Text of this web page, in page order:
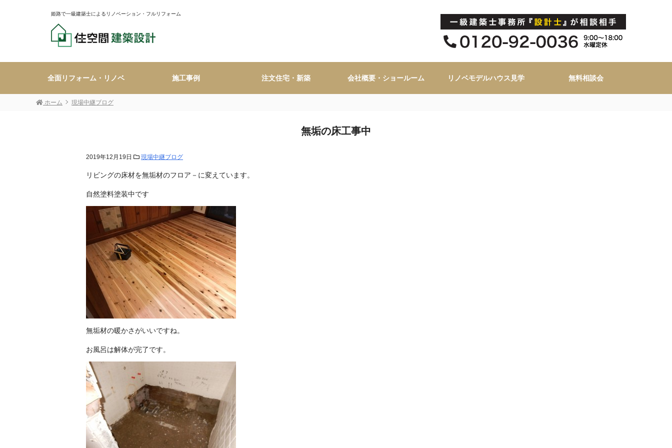
姫路で一級建築士によるリノベーション・フルリフォーム
全面リフォーム・リノベ 施工事例 注文住宅・新築 会社概要・ショールーム リノベモデルハウス見学 無料相談会
ホーム 現場中継ブログ
無垢の床工事中
2019年12月19日 現場中継ブログ
リビングの床材を無垢材のフロア－に変えています。
自然塗料塗装中です
無垢材の暖かさがいいですね。
お風呂は解体が完了です。